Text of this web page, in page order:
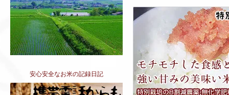
安心安全なお米の記録日記